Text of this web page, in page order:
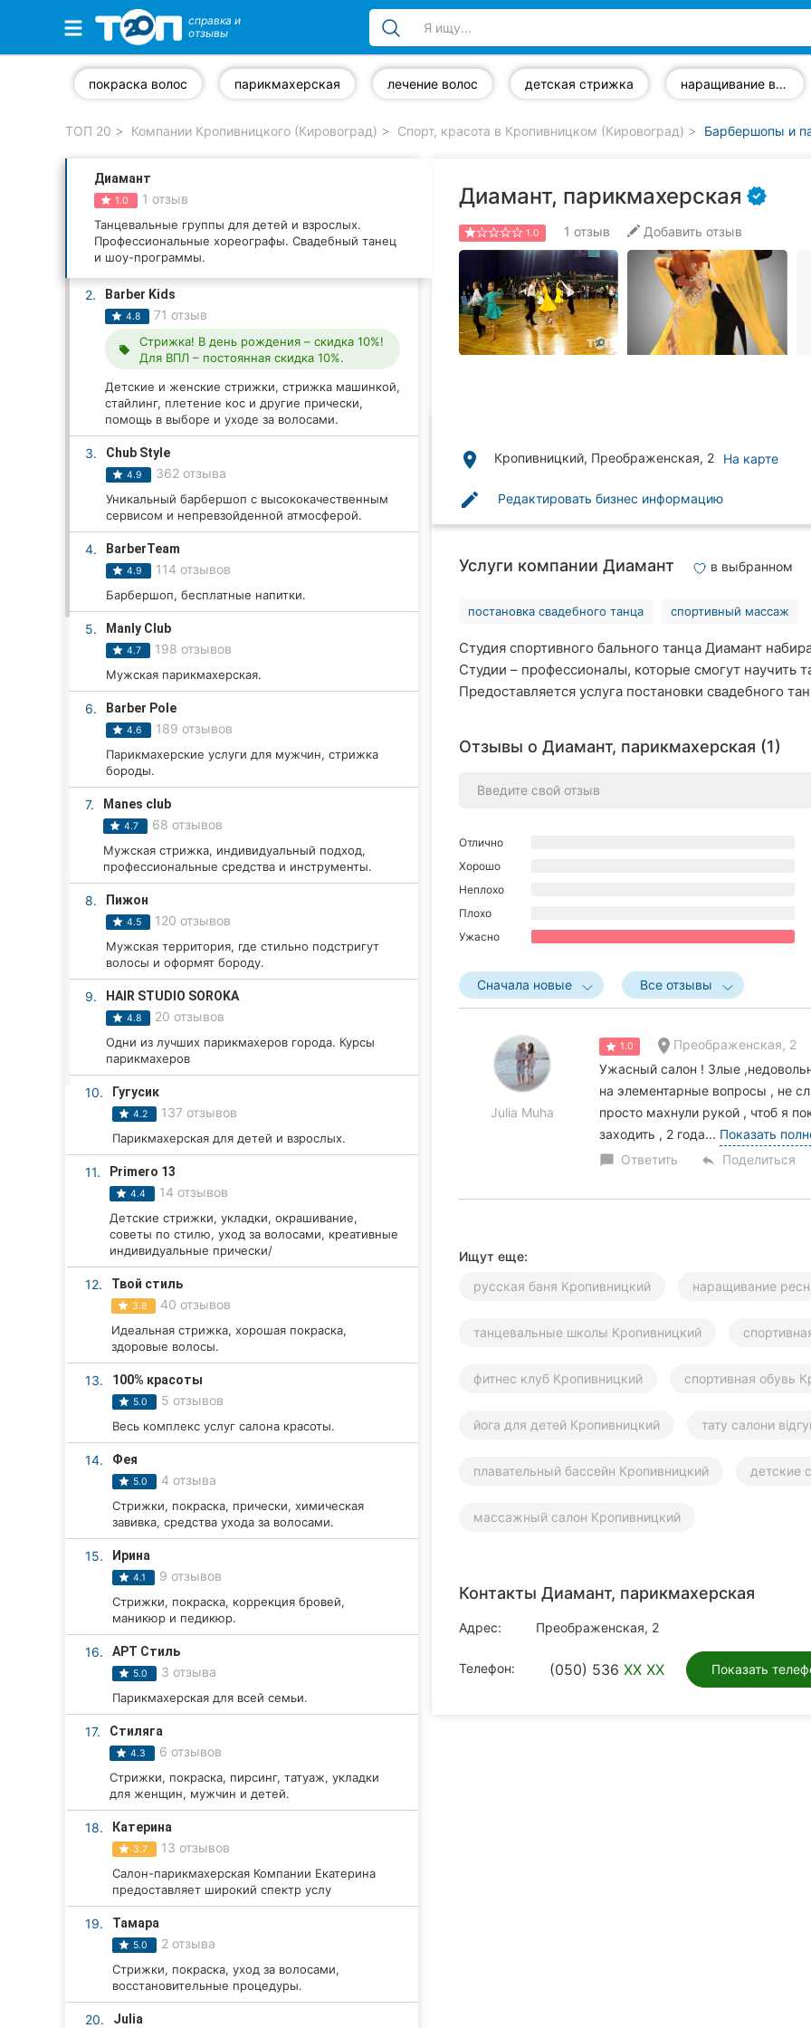
Избранные компании
Стоматологии
Частные клиники
Ветеринарные клиники
Автошколы
Все рубрики
Все города:
Кропивницкий
Тернополь
Хмельницкий
Харьков
Запорожье
Полтава
Черкассы
Ивано-Франковск
Ужгород
справка и
отзывы
покраска волос парикмахерская лечение волос детская стрижка наращивание волос
ТОП 20 Компании Кропивницкого (Кировоград) Спорт, красота в Кропивницком (Кировоград) Барбершопы и
Диамант
1.0 1 отзыв
Танцевальные группы для детей и взрослых.
Профессиональные хореографы. Свадебный танец
и шоу-программы.
2. Barber Kids
4.8 71 отзыв
local_offer
Стрижка! В день рождения – скидка 10%!
Для ВПЛ – постоянная скидка 10%.
Детские и женские стрижки, стрижка машинкой,
стайлинг, плетение кос и другие прически,
помощь в выборе и уходе за волосами.
3. Chub Style
4.9 362 отзыва
Уникальный барбершоп с высококачественным
сервисом и непревзойденной атмосферой.
4. BarberTeam
4.9 114 отзывов
Барбершоп, бесплатные напитки.
5. Manly Club
4.7 198 отзывов
Мужская парикмахерская.
6. Barber Pole
4.6 189 отзывов
Парикмахерские услуги для мужчин, стрижка
бороды.
7. Manes club
4.7 68 отзывов
Мужская стрижка, индивидуальный подход,
профессиональные средства и инструменты.
8. Пижон
4.5 120 отзывов
Мужская территория, где стильно подстригут
волосы и оформят бороду.
9. HAIR STUDIO SOROKA
4.8 20 отзывов
Одни из лучших парикмахеров города. Курсы
парикмахеров
10. Гугусик
4.2 137 отзывов
Парикмахерская для детей и взрослых.
11. Primero 13
4.4 14 отзывов
Детские стрижки, укладки, окрашивание,
советы по стилю, уход за волосами, креативные
индивидуальные прически/
12. Твой стиль
3.8 40 отзывов
Идеальная стрижка, хорошая покраска,
здоровые волосы.
13. 100% красоты
5.0 5 отзывов
Весь комплекс услуг салона красоты.
14. Фея
5.0 4 отзыва
Стрижки, покраска, прически, химическая
завивка, средства ухода за волосами.
15. Ирина
4.1 9 отзывов
Стрижки, покраска, коррекция бровей,
маникюр и педикюр.
16. AРТ Стиль
5.0 3 отзыва
Парикмахерская для всей семьи.
17. Стиляга
4.3 6 отзывов
Стрижки, покраска, пирсинг, татуаж, укладки
для женщин, мужчин и детей.
18. Катерина
3.7 13 отзывов
Салон-парикмахерская Компании Екатерина
предоставляет широкий спектр услу
19. Тамара
5.0 2 отзыва
Стрижки, покраска, уход за волосами,
восстановительные процедуры.
20. Julia
Диамант, парикмахерская
1.0 1 отзыв Добавить отзыв
place Кропивницкий, Преображенская, 2 На карте
edit Редактировать бизнес информацию
Услуги компании Диамант в выбранном
постановка свадебного танца спортивный массаж
Студия спортивного бального танца Диамант
Студии – профессионалы, которые смогут научить
Предоставляется услуга постановки свадебного
Отзывы о Диамант, парикмахерская (1)
Отлично
Хорошо
Неплохо
Плохо
Ужасно
Сначала новые Все отзывы
Julia Muha
1.0
Преображенская, 2
Ужасный салон ! Злые
на элементарные вопросы , не
просто махнули рукой , чтоб я
заходить , 2 года... Показать
chat_bubble Ответить reply Поделиться
Ищут еще:
русская баня Кропивницкий
наращивание
танцевальные школы Кропивницкий
фитнес клуб Кропивницкий спортивная обувь
йога для детей Кропивницкий тату салони
плавательный бассейн Кропивницкий детские
массажный салон Кропивницкий
Контакты Диамант, парикмахерская
Адрес: Преображенская, 2
Телефон: (050) 536 XX XX Показать